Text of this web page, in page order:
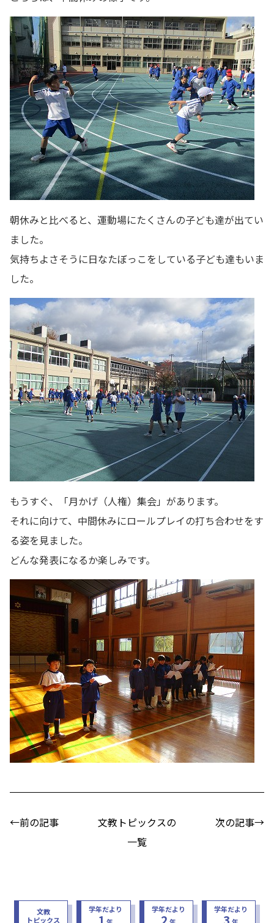
朝休みと比べると、運動場にたくさんの子ども達が出てい
ました。
気持ちよさそうに日なたぼっこをしている子ども達もいま
した。
もうすぐ、「月かげ（人権）集会」があります。
それに向けて、中間休みにロールプレイの打ち合わせをす
る姿を見ました。
どんな発表になるか楽しみです。
←前の記事
文教トピックスの
一覧
次の記事→
文教
トピックス
学年だより
1
学年だより
2
学年だより
3